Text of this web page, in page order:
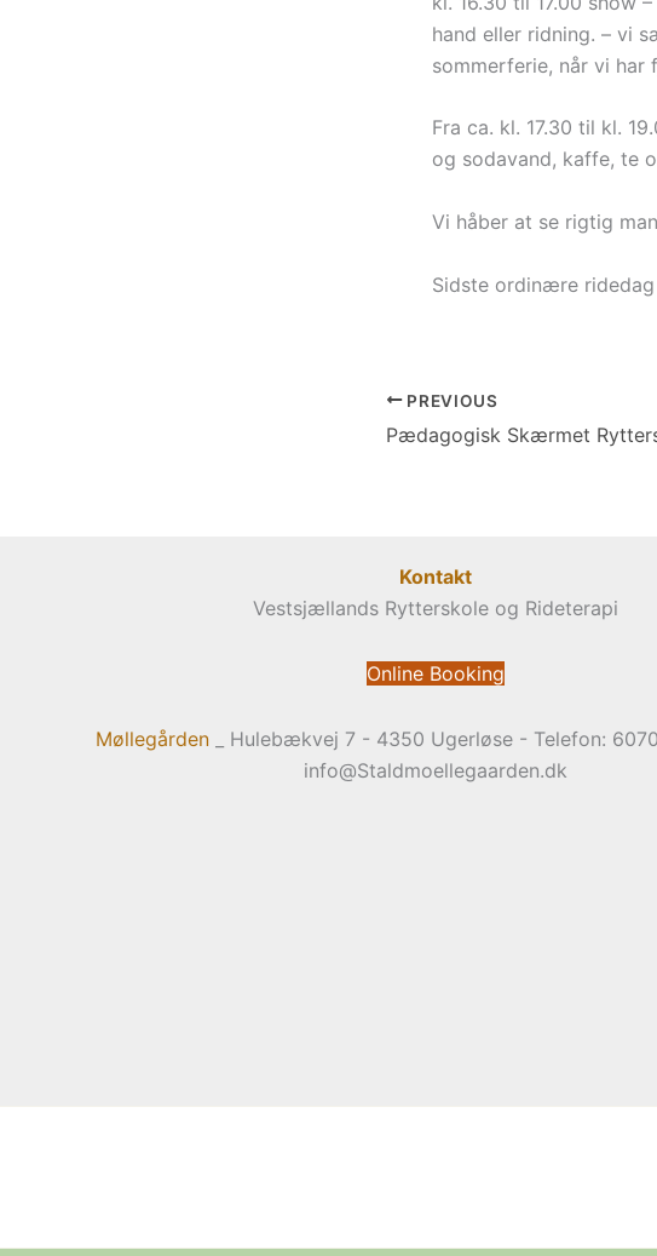
hand eller ridning. – vi
sommerferie, når vi har
Fra ca. kl. 17.30 til kl.
og sodavand, kaffe, te
Vi håber at se rigtig
Sidste ordinære
PREVIOUS
Kontakt
Vestsjællands Rytterskole og Rideterapi
Online Booking
Møllegården
_ Hulebækvej 7 - 4350 Ugerløse - Telefon:
info@Staldmoellegaarden.dk